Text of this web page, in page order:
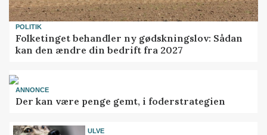
POLITIK
Folketinget behandler ny gødskningslov: Sådan
kan den ændre din bedrift fra 2027
ANNONCE
Der kan være penge gemt, i foderstrategien
ULVE